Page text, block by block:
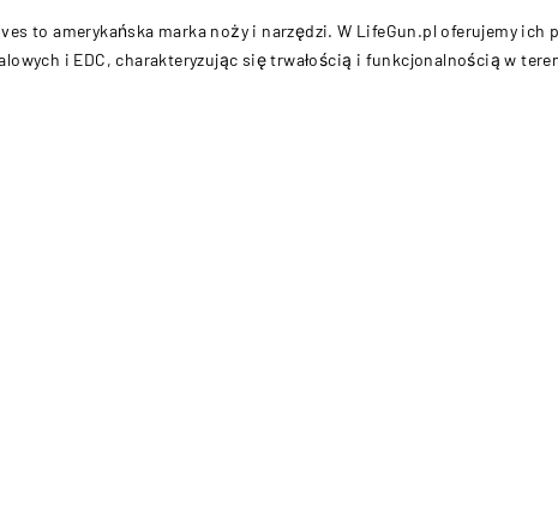
to amerykańska marka noży i narzędzi. W LifeGun.pl oferujemy
i EDC, charakteryzując się trwałością i funkcjonalnością w